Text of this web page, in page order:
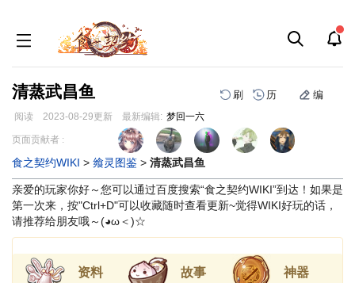
清蒸武昌鱼 刷 历 编
阅读 2023-08-29更新 最新编辑: 梦回一六
跳
导
航
跳
搜
索
页面贡献者 :
食之契约WIKI > 飨灵图鉴 > 清蒸武昌鱼
亲爱的玩家你好～您可以通过百度搜索“食之契约WIKI”到达！如果是
第一次来，按"Ctrl+D"可以收藏随时查看更新~觉得WIKI好玩的话，
请推荐给朋友哦～(◕ω＜)☆
资料 故事 神器